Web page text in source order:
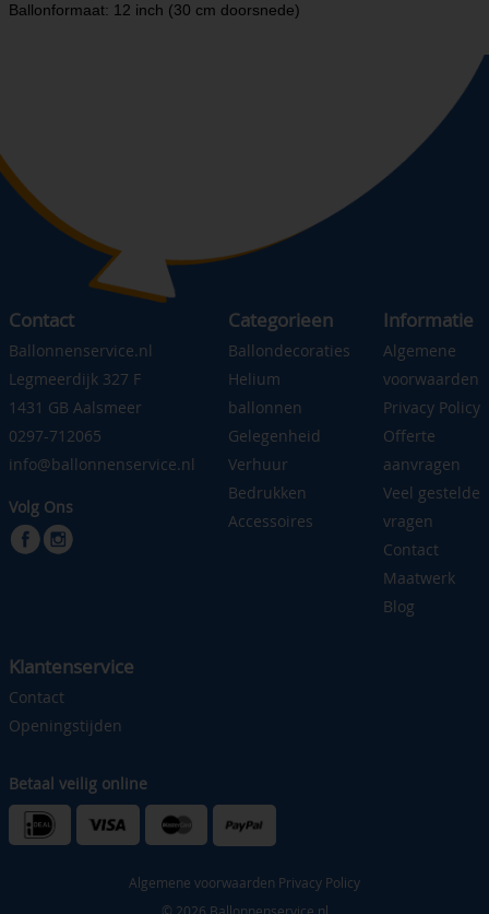
Ballonformaat: 12 inch (30 cm doorsnede)
Contact
Ballonnenservice.nl
Legmeerdijk 327 F
1431 GB Aalsmeer
0297-712065
info@ballonnenservice.nl
Volg Ons
Categorieen
Ballondecoraties
Helium
ballonnen
Gelegenheid
Verhuur
Bedrukken
Accessoires
Informatie
Algemene
voorwaarden
Privacy Policy
Offerte
aanvragen
Veel gestelde
vragen
Contact
Maatwerk
Blog
Klantenservice
Contact
Openingstijden
Betaal veilig online
Algemene voorwaarden Privacy Policy
© 2026 Ballonnenservice.nl